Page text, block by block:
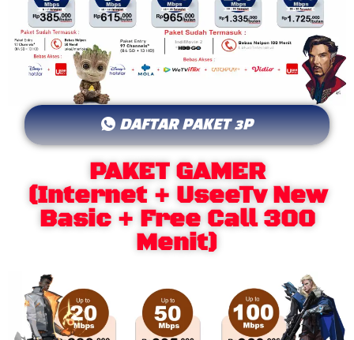
DAFTAR PAKET 3P
PAKET GAMER
(Internet + UseeTv New
Basic + Free Call 300
Menit)